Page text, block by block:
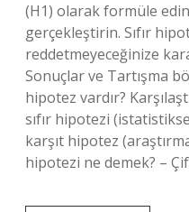
(H1) olarak formüle
gerçekleştirin. Sıfır
reddetmeyeceğinize
Sonuçlar ve Tartışma
hipotez vardır?
sıfır hipotezi
karşıt hipotez
hipotezi ne demek? –